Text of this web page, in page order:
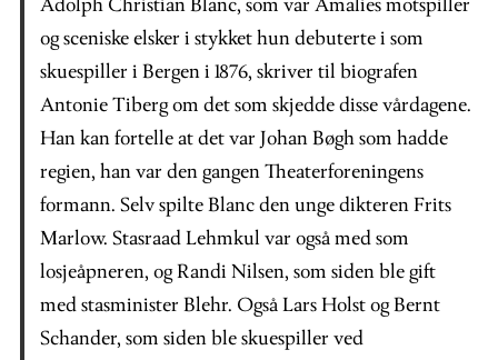
Adolph Christian Blanc, som var Amalies motspiller
og sceniske elsker i stykket hun debuterte i som
skuespiller i Bergen i 1876, skriver til biografen
Antonie Tiberg om det som skjedde disse vårdagene.
Han kan fortelle at det var Johan Bøgh som hadde
regien, han var den gangen Theaterforeningens
formann. Selv spilte Blanc den unge dikteren Frits
Marlow. Stasraad Lehmkul var også med som
losjeåpneren, og Randi Nilsen, som siden ble gift
med stasminister Blehr. Også Lars Holst og Bernt
Schander, som siden ble skuespiller ved